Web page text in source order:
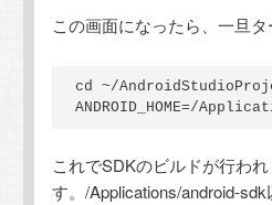
この画面になったら、一旦
cd ~/
ANDROID_HOME=/
これでSDKのビルドが行わ
す。/Applications/android-